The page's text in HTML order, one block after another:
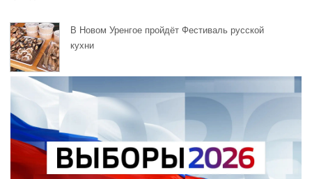
В Новом Уренгое пройдёт Фестиваль русской
кухни